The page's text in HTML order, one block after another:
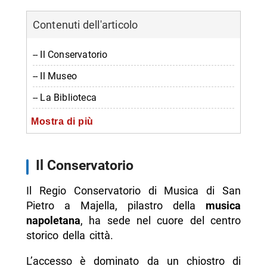
Contenuti dell'articolo
-- Il Conservatorio
-- Il Museo
-- La Biblioteca
-- Informazioni sul Conservatorio di San Pietro
a Majella
Mostra di più
Il Conservatorio
Il Regio Conservatorio di Musica di San
Pietro a Majella, pilastro della musica
napoletana, ha sede nel cuore del centro
storico della città.
L’accesso è dominato da un chiostro di